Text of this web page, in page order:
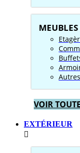
VOIR
EXTÉRIEUR